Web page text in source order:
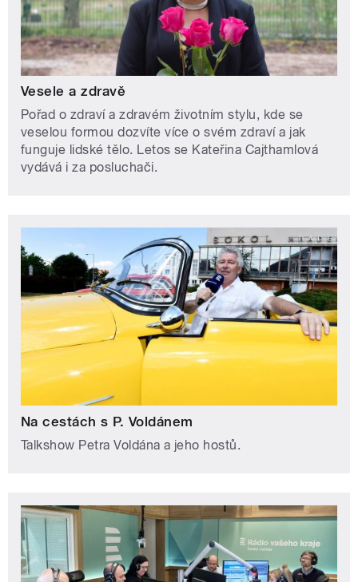
Vesele a zdravě
Pořad o zdraví a zdravém životním stylu, kde se
veselou formou dozvíte více o svém zdraví a jak
funguje lidské tělo. Letos se Kateřina Cajthamlová
vydává i za posluchači.
Na cestách s P. Voldánem
Talkshow Petra Voldána a jeho hostů.